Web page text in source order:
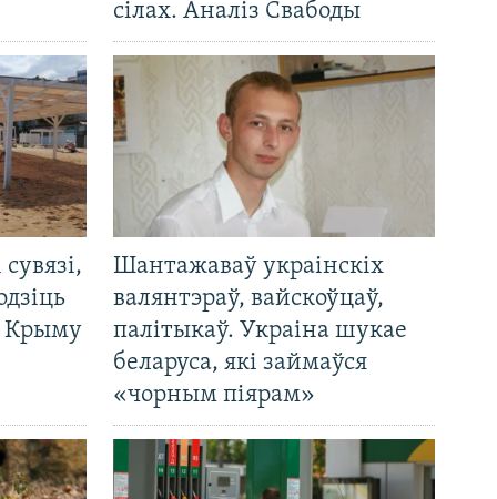
сілах. Аналіз Свабоды
Крыму
Шантажаваў украінскіх
валянтэраў, вайскоўцаў,
палітыкаў. Украіна шукае
беларуса, які займаўся
«чорным піярам»